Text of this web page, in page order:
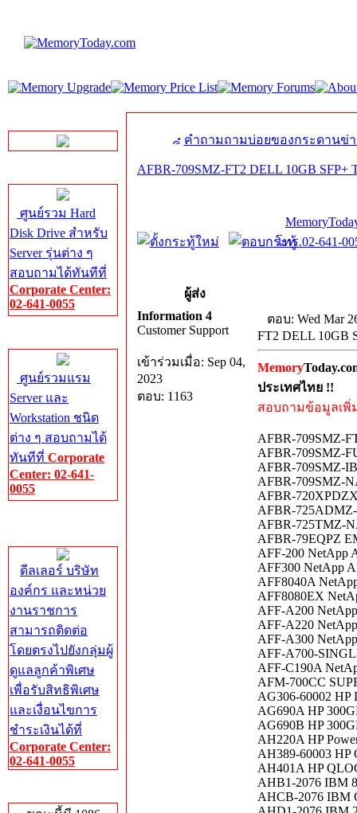
ศูนย์รวม Hard
Disk Drive สำหรับ
Server รุ่นต่าง ๆ
สอบถามได้ทันทีที่
Corporate Center:
02-641-0055
ศูนย์รวมแรม
Server และ
Workstation ชนิด
ต่าง ๆ สอบถามได้
ทันทีที่ Corporate
Center: 02-641-
0055
ดีลเลอร์ บริษัท
องค์กร และหน่วย
งานราชการ
สามารถติดต่อ
โดยตรงไปยังกลุ่มผู้
ดูแลลูกค้าพิเศษ
เพื่อรับสิทธิพิเศษ
และเงื่อนไขการ
ชำระเงินได้ที่
Corporate Center:
02-641-0055
คำถามถามบ่อยของกระดานข่
AFBR-709SMZ-FT2 DELL 10GB SFP+
โทร.02-641-
ผู้ส่ง
Information 4
Customer Support
เข้าร่วมเมื่อ: Sep 04,
2023
ตอบ: 1163
ตอบ: Wed Mar
FT2 DELL 10GB
Memory
ประเทศไทย !!
สอบถามข้อมูลเพิ่
AFBR-709SMZ-
AFBR-709SMZ-
AFBR-709SMZ-
AFBR-709SMZ-
AFBR-
AFBR-
AFBR-725TMZ-
AFBR-79EQPZ
AFF-200 NetApp
AFF300 NetApp
AFF8040A
AFF8080EX
AFF-A200
AFF-A220
AFF-A300
AFF-A700-
AFF-C190A
AFM-700CC
AG306-60002 HP
AG690A HP
AG690B HP
AH220A HP
AH389-60003 HP
AH401A HP
AHB1-2076 IBM
AHCB-2076 IBM